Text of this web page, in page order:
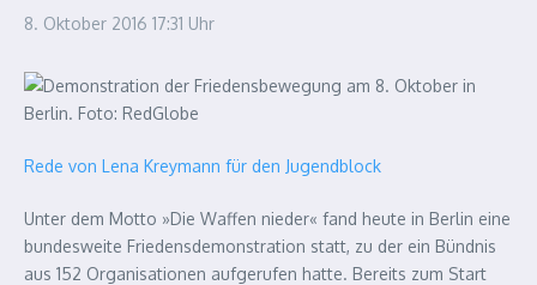
8. Oktober 2016 17:31 Uhr
Rede von Lena Kreymann für den Jugendblock
Unter dem Motto »Die Waffen nieder« fand heute in Berlin eine
bundesweite Friedensdemonstration statt, zu der ein Bündnis
aus 152 Organisationen aufgerufen hatte. Bereits zum Start